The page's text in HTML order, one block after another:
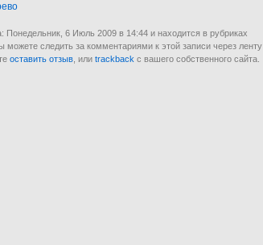
Понедельник, 6 Июль 2009 в 14:44 и находится в рубриках
можете следить за комментариями к этой записи через ленту
оставить отзыв, или trackback с вашего собственного сайта.